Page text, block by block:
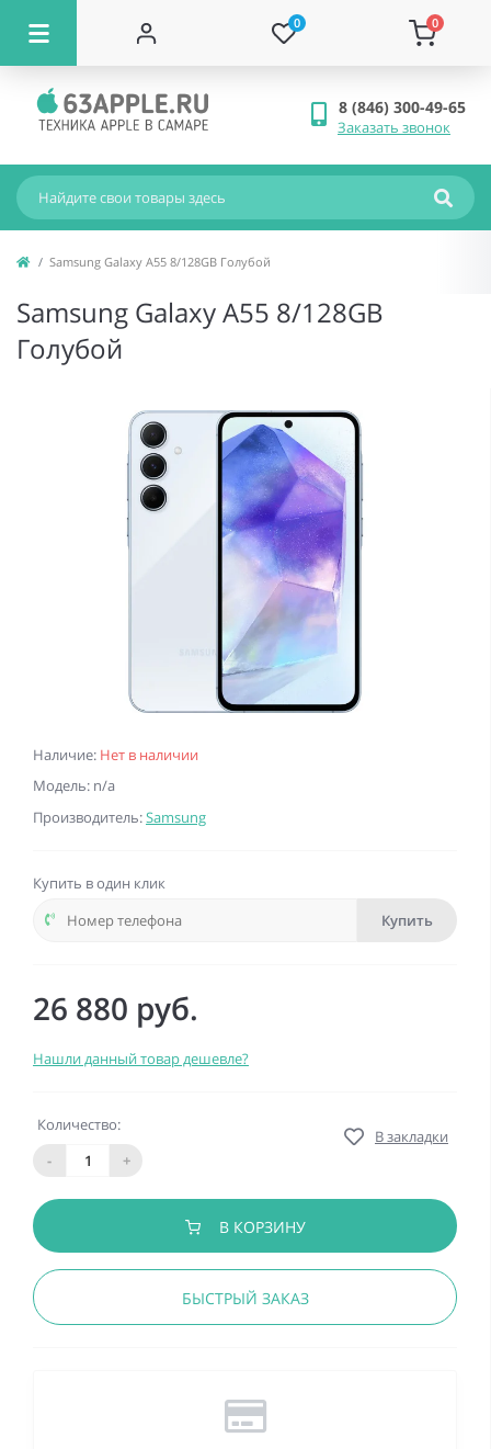
0 0
8 (846) 300-49-65
Заказать звонок
Samsung Galaxy A55 8/128GB Голубой
Samsung Galaxy A55 8/128GB
Голубой
Наличие: Нет в наличии
Модель: n/a
Производитель:Samsung
Купить в один клик
Купить
26 880 руб.
Нашли данный товар дешевле?
Количество:
-
+
В закладки
В КОРЗИНУ
БЫСТРЫЙ ЗАКАЗ